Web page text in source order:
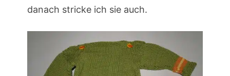
danach stricke ich sie auch.